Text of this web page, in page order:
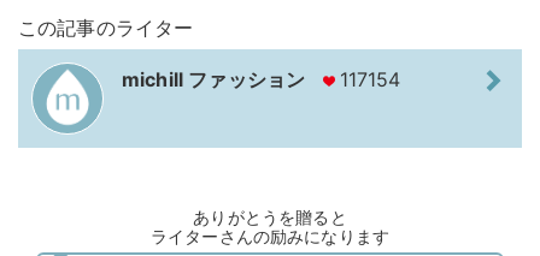
この記事のライター
michill ファッション 117154
ありがとうを贈ると
ライターさんの励みになります